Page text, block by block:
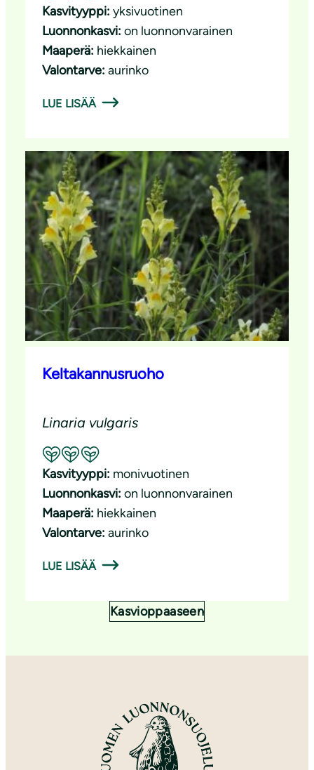
Kasvityyppi: yksivuotinen
Luonnonkasvi: on luonnonvarainen
Maaperä: hiekkainen
Valontarve: aurinko
LUE LISÄÄ
Keltakannusruoho
Linaria vulgaris
Suositeltavuus: Erinomainen pölyttäjäkasvi
Kasvityyppi: monivuotinen
Luonnonkasvi: on luonnonvarainen
Maaperä: hiekkainen
Valontarve: aurinko
LUE LISÄÄ
Kasvioppaaseen